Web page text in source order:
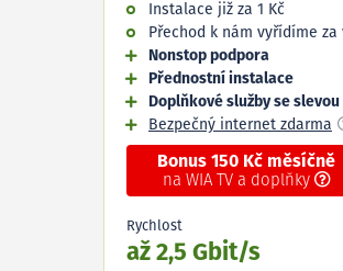
Instalace již za 1 Kč
Přechod k nám vyřídíme za
Nonstop podpora
Přednostní instalace
Doplňkové služby se slevou
Bezpečný internet zdarma
Bonus 150 Kč měsíčně
na WIA TV a doplňky
Rychlost
až 2,5 Gbit/s